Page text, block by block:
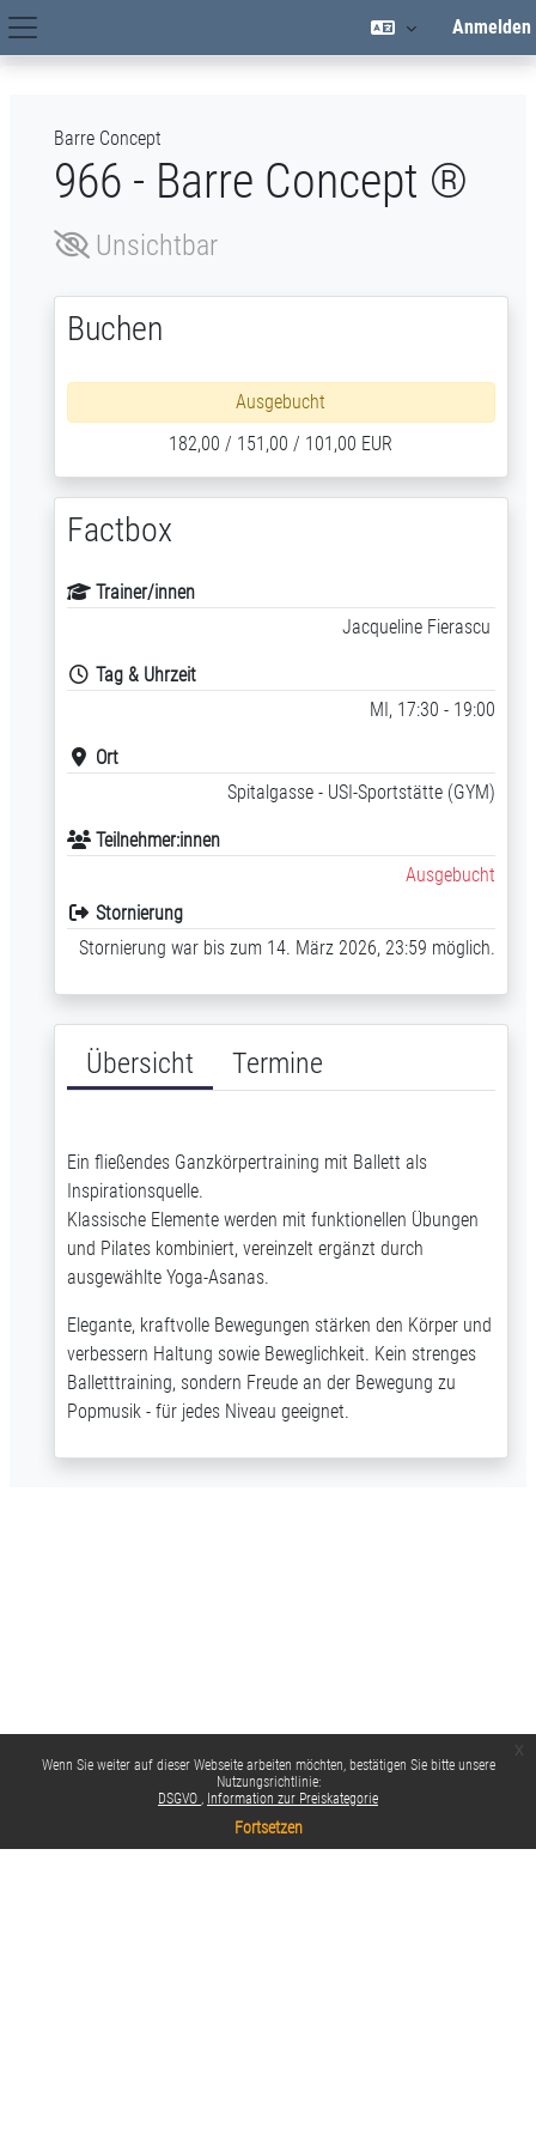
Zum Hauptinhalt
Wenn Sie weiter auf dieser Webseite arbeiten möchten, bestätigen Sie bitte unsere
Nutzungsrichtlinie:
DSGVO
Information zur Preiskategorie
Fortsetzen
Hauptnavigation
Anmelden
Barre Concept
966 - Barre Concept ®
Unsichtbar
Übersicht Termine
Ein fließendes Ganzkörpertraining mit Ballett als
Inspirationsquelle.
Klassische Elemente werden mit funktionellen Übungen
und Pilates kombiniert, vereinzelt ergänzt durch
ausgewählte Yoga-Asanas.
Elegante, kraftvolle Bewegungen stärken den Körper und
verbessern Haltung sowie Beweglichkeit. Kein strenges
Balletttraining, sondern Freude an der Bewegung zu
Popmusik - für jedes Niveau geeignet.
Buchen
Ausgebucht
182,00 / 151,00 / 101,00 EUR
Factbox
Trainer/innen
Jacqueline Fierascu
Tag & Uhrzeit
MI, 17:30 - 19:00
Ort
Spitalgasse - USI-Sportstätte (GYM)
Teilnehmer:innen
Ausgebucht
Stornierung
Stornierung war bis zum 14. März 2026, 23:59 möglich.